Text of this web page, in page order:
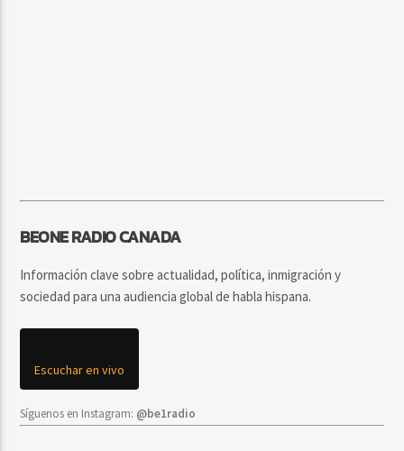
BEONE RADIO CANADA
Información clave sobre actualidad, política, inmigración y
sociedad para una audiencia global de habla hispana.
Escuchar en vivo
Síguenos en Instagram: @be1radio